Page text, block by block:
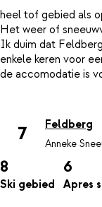
heel tof gebied als
Het weer of
Ik duim dat
enkele keren voor
de accomodatie is
7 Feldberg
Anneke
8
Ski gebied
6
Apres